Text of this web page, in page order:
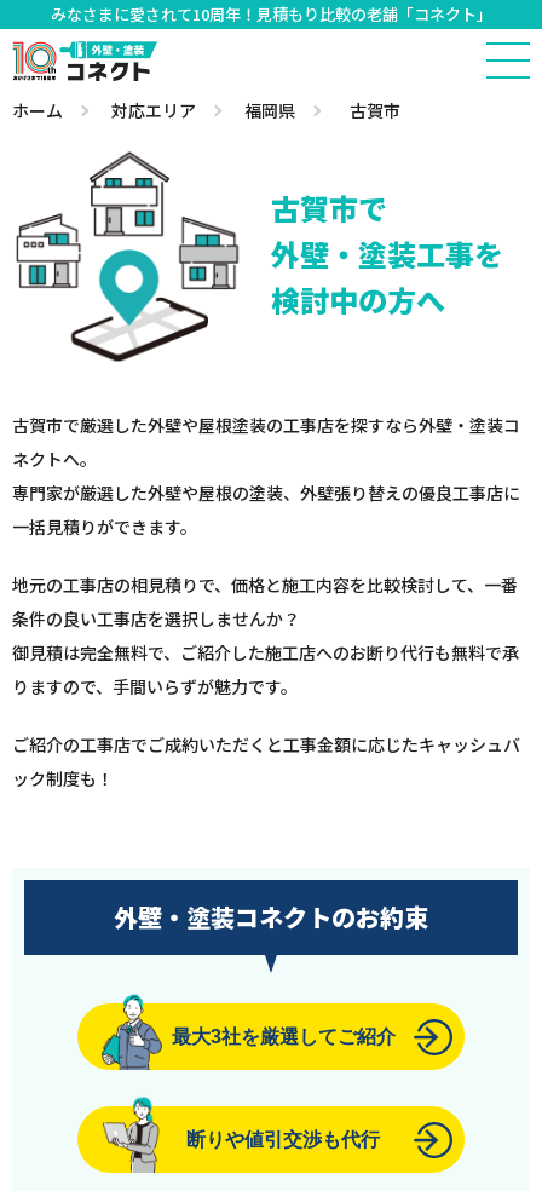
みなさまに愛されて10周年！見積もり比較の老舗「コネクト」
ホーム 対応エリア 福岡県 古賀市
古賀市で
外壁・塗装工事を
検討中の方へ
古賀市で厳選した外壁や屋根塗装の工事店を探すなら外壁・塗装コ
ネクトへ。
専門家が厳選した外壁や屋根の塗装、外壁張り替えの優良工事店に
一括見積りができます。
地元の工事店の相見積りで、価格と施工内容を比較検討して、一番
条件の良い工事店を選択しませんか？
御見積は完全無料で、ご紹介した施工店へのお断り代行も無料で承
りますので、手間いらずが魅力です。
ご紹介の工事店でご成約いただくと工事金額に応じたキャッシュバ
ック制度も！
外壁・塗装コネクトのお約束
最大3社を厳選してご紹介
断りや値引交渉も代行